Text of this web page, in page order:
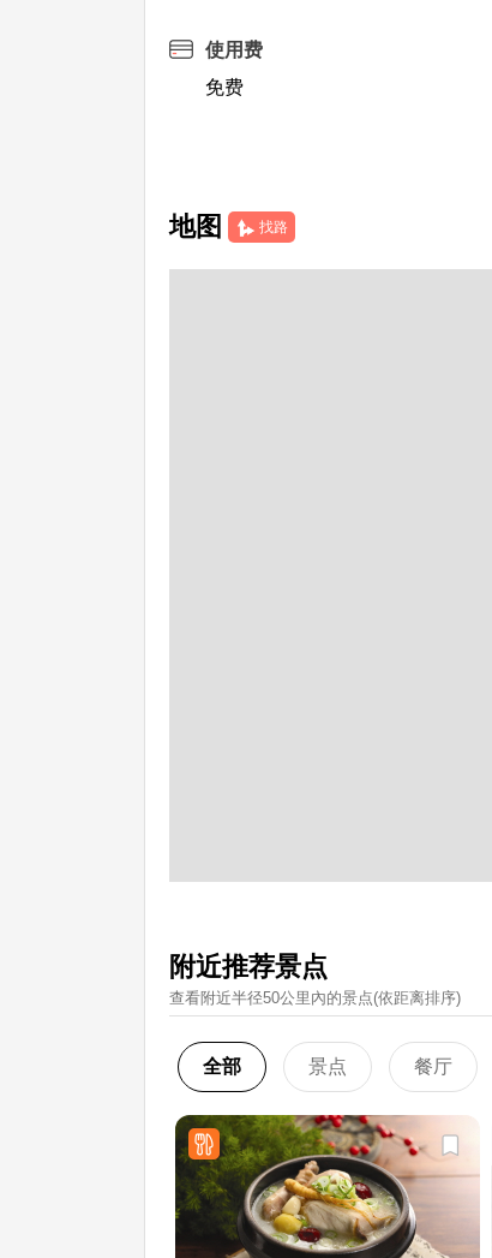
使用费
免费
地图 找路
附近推荐景点
查看附近半径50公里內的景点(依距离排序)
全部 景点 餐厅